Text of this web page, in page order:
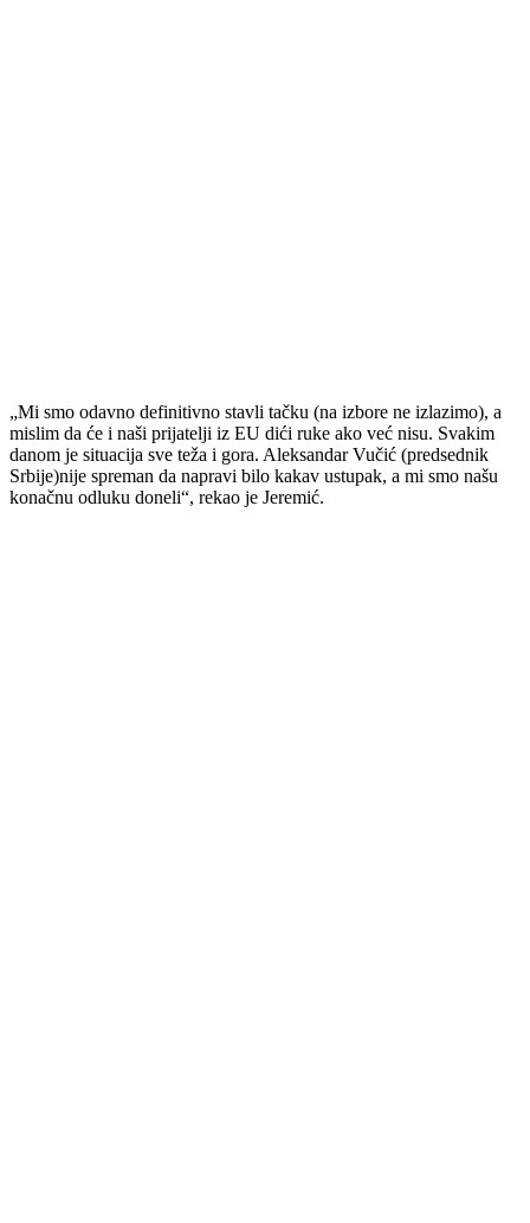
„Mi smo odavno definitivno stavli tačku (na izbore ne izlazimo), a
mislim da će i naši prijatelji iz EU dići ruke ako već nisu. Svakim
danom je situacija sve teža i gora. Aleksandar Vučić (predsednik
Srbije)nije spreman da napravi bilo kakav ustupak, a mi smo našu
konačnu odluku doneli“, rekao je Jeremić.